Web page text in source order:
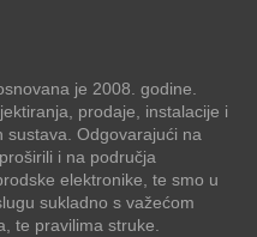
je 2008. godine.
prodaje, instalacije i
Odgovarajući na
i na područja
elektronike, te smo u
sukladno s važećom
te pravilima struke.